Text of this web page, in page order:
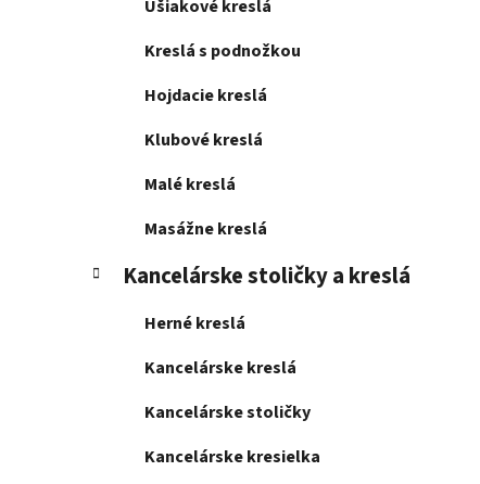
Ušiakové kreslá
Kreslá s podnožkou
Hojdacie kreslá
Klubové kreslá
Malé kreslá
Masážne kreslá
Kancelárske stoličky a kreslá
Herné kreslá
Kancelárske kreslá
Kancelárske stoličky
Kancelárske kresielka